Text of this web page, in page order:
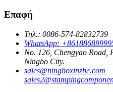
Επαφή
Τηλ.: 0086-574-82832739
WhatsApp:
No. 126, Chengyao Road,
Ningbo City.
sales@ningboxinzhe.com